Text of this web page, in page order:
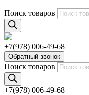
Поиск товаров
+7(978) 006-49-68
Обратный звонок
Поиск товаров
+7(978) 006-49-68